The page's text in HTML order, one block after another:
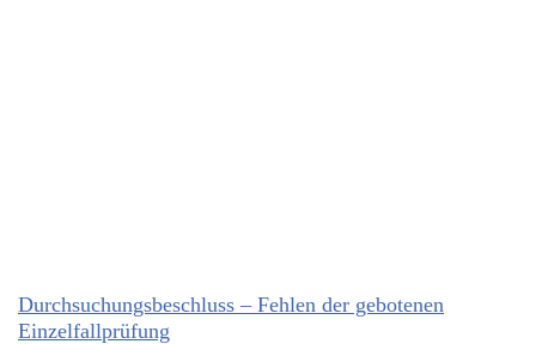
Durchsuchungsbeschluss – Fehlen der gebotenen
Einzelfallprüfung